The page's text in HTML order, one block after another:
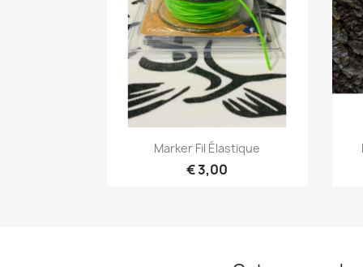
Snel bekijken
Marker Fil Élastique
€ 3,00